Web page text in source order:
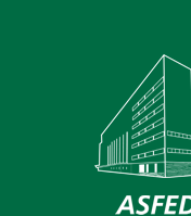
Claves
padres y